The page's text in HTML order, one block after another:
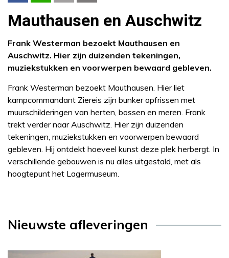
Mauthausen en Auschwitz
Frank Westerman bezoekt Mauthausen en
Auschwitz. Hier zijn duizenden tekeningen,
muziekstukken en voorwerpen bewaard gebleven.
Frank Westerman bezoekt Mauthausen. Hier liet
kampcommandant Ziereis zijn bunker opfrissen met
muurschilderingen van herten, bossen en meren. Frank
trekt verder naar Auschwitz. Hier zijn duizenden
tekeningen, muziekstukken en voorwerpen bewaard
gebleven. Hij ontdekt hoeveel kunst deze plek herbergt. In
verschillende gebouwen is nu alles uitgestald, met als
hoogtepunt het Lagermuseum.
Nieuwste afleveringen